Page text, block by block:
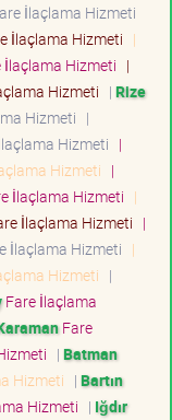
İlaçlama Hizmeti
İlaçlama Hizmeti |
Hizmeti |
Hizmeti | Rize
Hizmeti |
Hizmeti |
Hizmeti |
İlaçlama Hizmeti |
İlaçlama Hizmeti |
İlaçlama Hizmeti |
Hizmeti |
Fare İlaçlama
Fare
| Batman
Hizmeti | Bartın
Hizmeti | Iğdır